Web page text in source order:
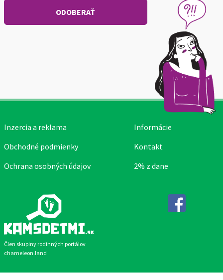
Člen skupiny rodinných portálov
chameleon.land
Inzercia a reklama
Obchodné podmienky
Ochrana osobných údajov
Informácie
Kontakt
2% z dane